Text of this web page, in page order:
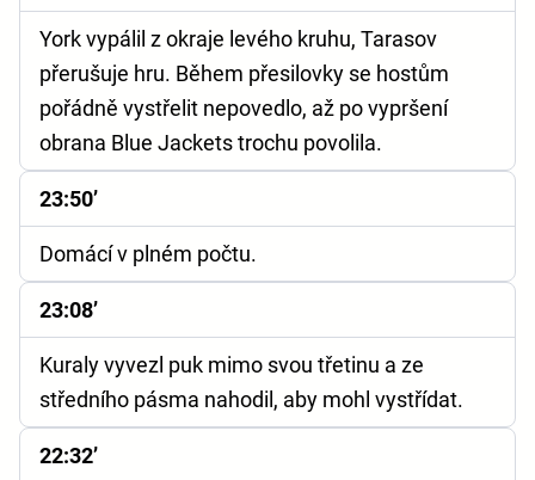
York vypálil z okraje levého kruhu, Tarasov
přerušuje hru. Během přesilovky se hostům
pořádně vystřelit nepovedlo, až po vypršení
obrana Blue Jackets trochu povolila.
23:50’
Domácí v plném počtu.
23:08’
Kuraly vyvezl puk mimo svou třetinu a ze
středního pásma nahodil, aby mohl vystřídat.
22:32’